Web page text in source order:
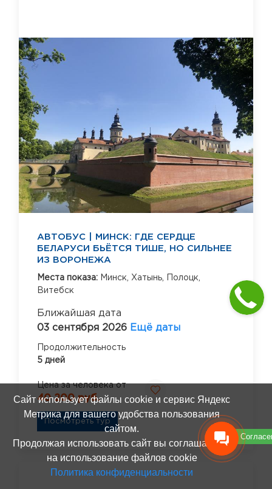
АВТОБУС | МИНСК: ГДЕ СЕРДЦЕ
БЕЛАРУСИ БЬЁТСЯ ТИШЕ, НО СИЛЬНЕЕ
ИЗ ВОРОНЕЖА
Места показа: Минск, Хатынь,
Полоцк,
Витебск
Ближайшая дата
03 сентября 2026 Ещё даты
Продолжительность
5 дней
Цена за человека от
40 200 руб.
Посмотреть тур
Сайт использует файлы cookie и сервис Яндекс
Метрика для вашего удобства пользования
сайтом.
Продолжая использовать сайт вы соглашаетесь
на использование файлов cookie
Политика конфиденциальности